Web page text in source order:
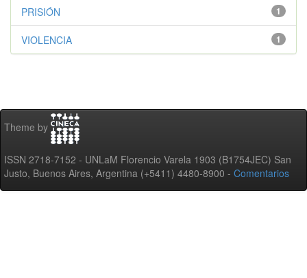
1
PRISIÓN
1
VIOLENCIA
Theme by
ISSN 2718-7152 - UNLaM Florencio Varela 1903 (B1754JEC) San
Justo, Buenos Aires, Argentina (+5411) 4480-8900 - Comentarios